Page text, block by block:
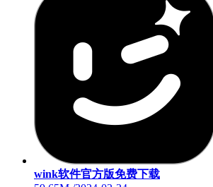
wink软件官方版免费下载